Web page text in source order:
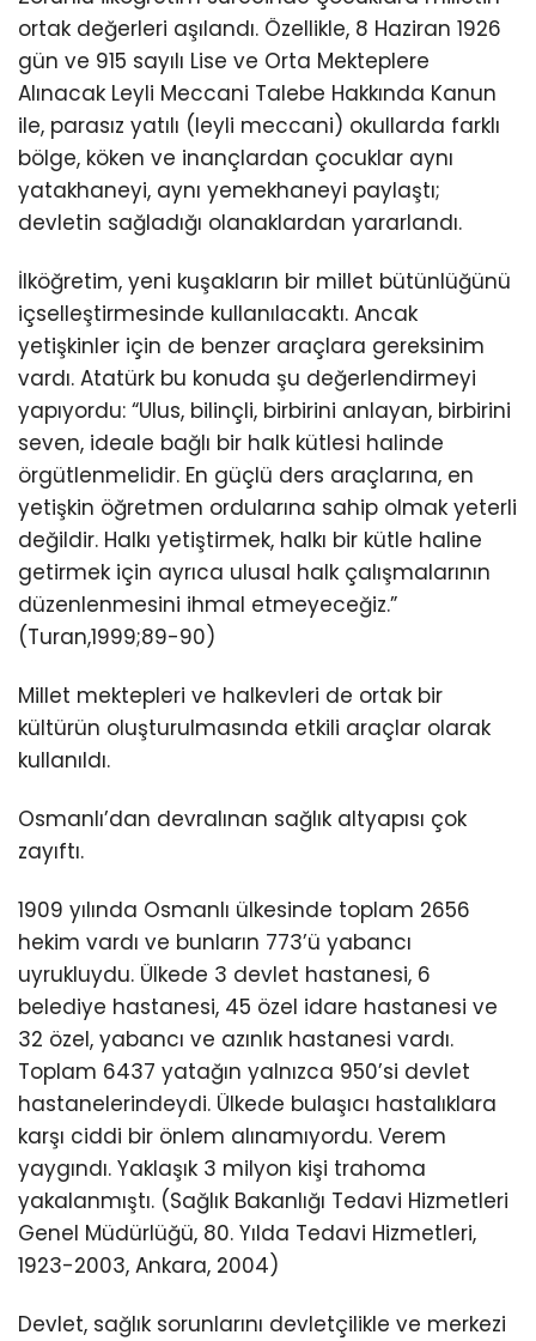
ortak değerleri aşılandı. Özellikle, 8 Haziran 1926
gün ve 915 sayılı Lise ve Orta Mekteplere
Alınacak Leyli Meccani Talebe Hakkında Kanun
ile, parasız yatılı (leyli meccani) okullarda farklı
bölge, köken ve inançlardan çocuklar aynı
yatakhaneyi, aynı yemekhaneyi paylaştı;
devletin sağladığı olanaklardan yararlandı.
İlköğretim, yeni kuşakların bir millet bütünlüğünü
içselleştirmesinde kullanılacaktı. Ancak
yetişkinler için de benzer araçlara gereksinim
vardı. Atatürk bu konuda şu değerlendirmeyi
yapıyordu: “Ulus, bilinçli, birbirini anlayan, birbirini
seven, ideale bağlı bir halk kütlesi halinde
örgütlenmelidir. En güçlü ders araçlarına, en
yetişkin öğretmen ordularına sahip olmak yeterli
değildir. Halkı yetiştirmek, halkı bir kütle haline
getirmek için ayrıca ulusal halk çalışmalarının
düzenlenmesini ihmal etmeyeceğiz.”
(Turan,1999;89-90)
Millet mektepleri ve halkevleri de ortak bir
kültürün oluşturulmasında etkili araçlar olarak
kullanıldı.
Osmanlı’dan devralınan sağlık altyapısı çok
zayıftı.
1909 yılında Osmanlı ülkesinde toplam 2656
hekim vardı ve bunların 773’ü yabancı
uyrukluydu. Ülkede 3 devlet hastanesi, 6
belediye hastanesi, 45 özel idare hastanesi ve
32 özel, yabancı ve azınlık hastanesi vardı.
Toplam 6437 yatağın yalnızca 950’si devlet
hastanelerindeydi. Ülkede bulaşıcı hastalıklara
karşı ciddi bir önlem alınamıyordu. Verem
yaygındı. Yaklaşık 3 milyon kişi trahoma
yakalanmıştı. (Sağlık Bakanlığı Tedavi Hizmetleri
Genel Müdürlüğü, 80. Yılda Tedavi Hizmetleri,
1923-2003, Ankara, 2004)
Devlet, sağlık sorunlarını devletçilikle ve merkezi